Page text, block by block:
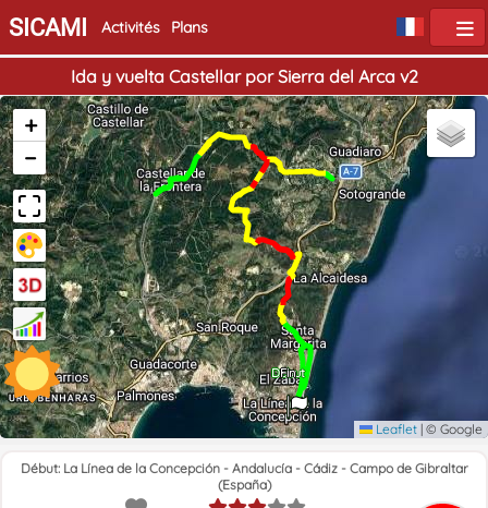
SICAMI Activités Plans
Ida y vuelta Castellar por Sierra del Arca v2
Début
Fin
+
−
Leaflet | © Google
Début: La Línea de la Concepción - Andalucía - Cádiz - Campo de Gibraltar
(España)